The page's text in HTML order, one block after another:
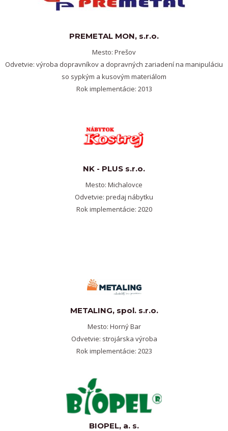
PREMETAL MON, s.r.o.
Mesto: Prešov
Odvetvie: výroba dopravníkov a dopravných zariadení na manipuláciu
so sypkým a kusovým materiálom
Rok implementácie: 2013
NK - PLUS s.r.o.
Mesto: Michalovce
Odvetvie: predaj nábytku
Rok implementácie: 2020
METALING, spol. s.r.o.
Mesto: Horný Bar
Odvetvie: strojárska výroba
Rok implementácie: 2023
BIOPEL, a. s.